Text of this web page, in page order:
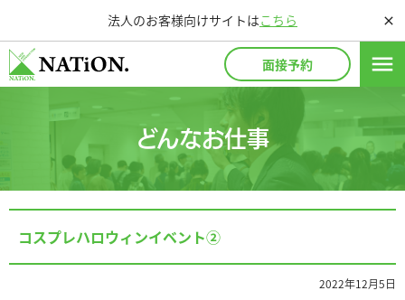
法人のお客様向けサイトはこちら close
面接予約 menu
どんなお仕事
コスプレハロウィンイベント②
2022年12月5日